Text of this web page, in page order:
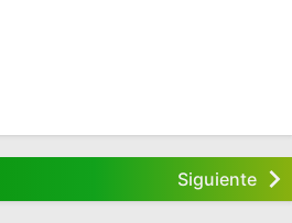
Siguiente